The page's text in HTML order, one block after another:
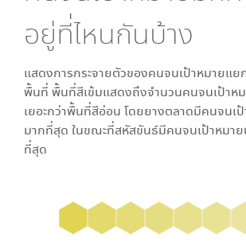
อยู่ที่ไหนกันบ้าง
แสดงการกระจายตัวของคนจนเป้าหมายแย
พื้นที่ พื้นที่สีเข้มแสดงถึงจำนวนคนจนเป้าห
เยอะกว่าพื้นที่สีอ่อน โดยยางตลาดมีคนจนเ
มากที่สุด ในขณะที่สหัสขันธ์มีคนจนเป้าหมา
ที่สุด